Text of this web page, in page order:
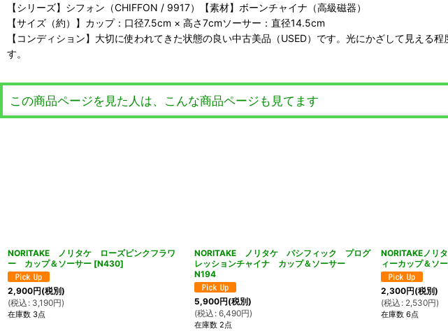
【シリーズ】シフォン（CHIFFON / 9917）【素材】ボーンチャイナ（高級磁器）
【サイズ（約）】カップ：口径7.5cm × 高さ7cmソーサー：直径14.5cm
【コンディション】大切に使われてきた状態の良い中古美品（USED）です。光にかざして見え
す。
この商品ページを見た人は、こんな商品ページも見てます
NORITAKE ノリタケ ローズピンクフラワ
ー カップ＆ソーサー [N430]
2,900円(税別)
(税込 : 3,190円)
在庫数 3点
NORITAKE ノリタケ パシフィック プログ
レッションチャイナ カップ＆ソーサー
N194
5,900円(税別)
(税込 : 6,490円)
在庫数 2点
NORITAKEノリ
ィーカップ＆ソ
2,300円(税別)
(税込 : 2,530円)
在庫数 6点